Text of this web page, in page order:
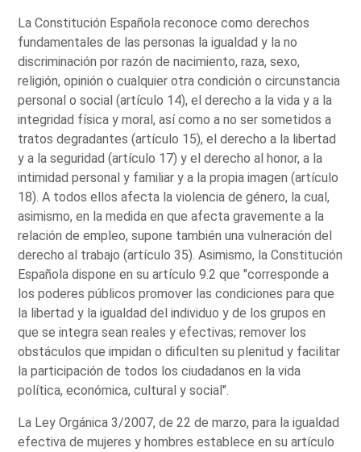
La Constitución Española reconoce como derechos
fundamentales de las personas la igualdad y la no
discriminación por razón de nacimiento, raza, sexo,
religión, opinión o cualquier otra condición o circunstancia
personal o social (artículo 14), el derecho a la vida y a la
integridad física y moral, así como a no ser sometidos a
tratos degradantes (artículo 15), el derecho a la libertad
y a la seguridad (artículo 17) y el derecho al honor, a la
intimidad personal y familiar y a la propia imagen (artículo
18). A todos ellos afecta la violencia de género, la cual,
asimismo, en la medida en que afecta gravemente a la
relación de empleo, supone también una vulneración del
derecho al trabajo (artículo 35). Asimismo, la Constitución
Española dispone en su artículo 9.2 que "corresponde a
los poderes públicos promover las condiciones para que
la libertad y la igualdad del individuo y de los grupos en
que se integra sean reales y efectivas; remover los
obstáculos que impidan o dificulten su plenitud y facilitar
la participación de todos los ciudadanos en la vida
política, económica, cultural y social".
La Ley Orgánica 3/2007, de 22 de marzo, para la igualdad
efectiva de mujeres y hombres establece en su artículo